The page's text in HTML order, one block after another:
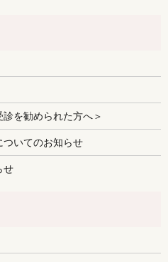
を勧められた方へ＞
ついてのお知らせ
せ